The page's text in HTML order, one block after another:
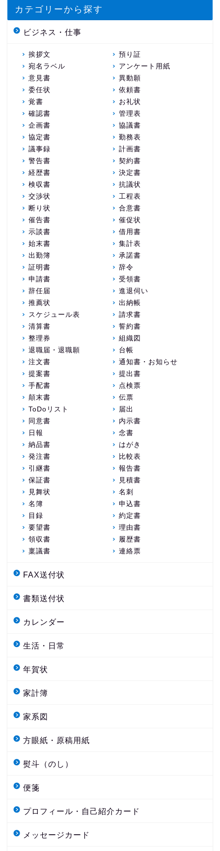
カテゴリーから探す
ビジネス・仕事
挨拶文
預り証
宛名ラベル
アンケート用紙
意見書
異動願
委任状
依頼書
覚書
お礼状
確認書
管理表
企画書
協議書
協定書
勤務表
議事録
計画書
警告書
契約書
経歴書
決定書
検収書
抗議状
交渉状
工程表
断り状
合意書
催告書
催促状
示談書
借用書
始末書
集計表
出勤簿
承諾書
証明書
辞令
申請書
受領書
辞任届
進退伺い
推薦状
出納帳
スケジュール表
請求書
清算書
誓約書
整理券
組織図
退職届・退職願
台帳
注文書
通知書・お知らせ
提案書
提出書
手配書
点検票
顛末書
伝票
ToDoリスト
届出
同意書
内示書
日報
念書
納品書
はがき
発注書
比較表
引継書
報告書
保証書
見積書
見舞状
名刺
名簿
申込書
目録
約定書
要望書
理由書
領収書
履歴書
稟議書
連絡票
FAX送付状
書類送付状
カレンダー
生活・日常
年賀状
家計簿
家系図
方眼紙・原稿用紙
熨斗（のし）
便箋
プロフィール・自己紹介カード
メッセージカード